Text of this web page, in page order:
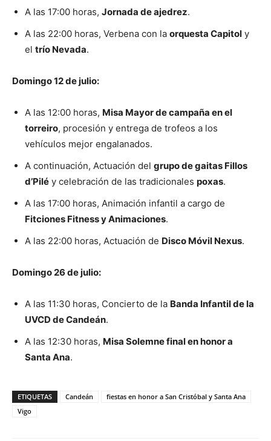
A las 17:00 horas, Jornada de ajedrez.
A las 22:00 horas, Verbena con la orquesta Capitol y
el trío Nevada.
Domingo 12 de julio:
A las 12:00 horas, Misa Mayor de campaña en el
torreiro, procesión y entrega de trofeos a los
vehículos mejor engalanados.
A continuación, Actuación del grupo de gaitas Fillos
d’Pilé y celebración de las tradicionales poxas.
A las 17:00 horas, Animación infantil a cargo de
Fitciones Fitness y Animaciones.
A las 22:00 horas, Actuación de Disco Móvil Nexus.
Domingo 26 de julio:
A las 11:30 horas, Concierto de la Banda Infantil de la
UVCD de Candeán.
A las 12:30 horas, Misa Solemne final en honor a
Santa Ana.
ETIQUETAS Candeán
fiestas en honor a San Cristóbal y Santa Ana
Vigo